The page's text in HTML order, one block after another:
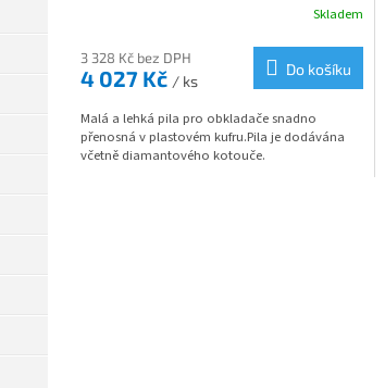
M
A
Skladem
3 328 Kč bez DPH
4 027 Kč / ks
Do košíku
Malá a lehká pila pro obkladače snadno
přenosná v plastovém kufru.Pila je dodávána
včetně diamantového kotouče.